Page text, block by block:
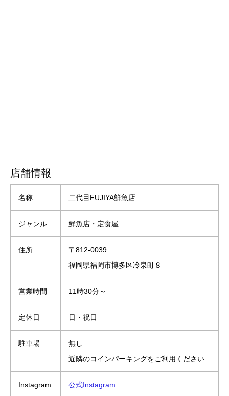
店舗情報
名称 二代目FUJIYA鮮魚店
ジャンル 鮮魚店・定食屋
住所
〒812-0039
福岡県福岡市博多区冷泉町８
営業時間 11時30分～
定休日 日・祝日
駐車場
無し
近隣のコインパーキングをご利用ください
Instagram 公式Instagram